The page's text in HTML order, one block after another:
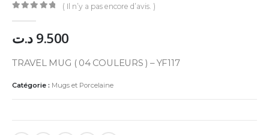
( Il n’y a pas encore d’avis. )
9.500 د.ت
TRAVEL MUG ( 04 COULEURS ) – YF117
Catégorie : Mugs et Porcelaine